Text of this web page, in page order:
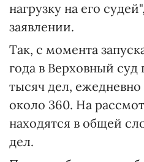
нагрузку на его
заявлении.
Так, с момента
года в Верховный суд
тысяч дел,
около 360. На
находятся в общей
дел.